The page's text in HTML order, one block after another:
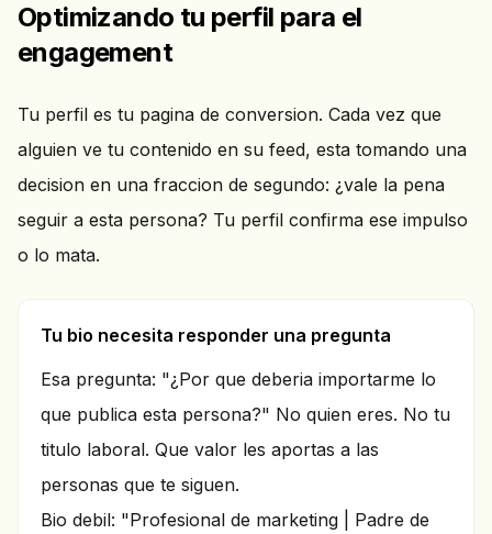
Optimizando tu perfil para el
engagement
Tu perfil es tu pagina de conversion. Cada vez que
alguien ve tu contenido en su feed, esta tomando una
decision en una fraccion de segundo: ¿vale la pena
seguir a esta persona? Tu perfil confirma ese impulso
o lo mata.
Tu bio necesita responder una pregunta
Esa pregunta: "¿Por que deberia importarme lo
que publica esta persona?" No quien eres. No tu
titulo laboral. Que valor les aportas a las
personas que te siguen.
Bio debil: "Profesional de marketing | Padre de